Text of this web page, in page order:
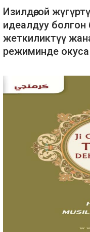
Изилдөө, ой
идеалдуу болгон
жеткиликтүү
режиминде